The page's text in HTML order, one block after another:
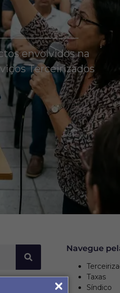
envolvidos na
Terceirizados
Navegue
Taxas
Síndico